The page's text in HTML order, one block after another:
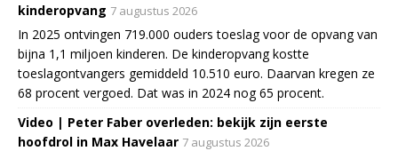
kinderopvang 7 augustus 2026
In 2025 ontvingen 719.000 ouders toeslag voor de opvang van
bijna 1,1 miljoen kinderen. De kinderopvang kostte
toeslagontvangers gemiddeld 10.510 euro. Daarvan kregen ze
68 procent vergoed. Dat was in 2024 nog 65 procent.
Video | Peter Faber overleden: bekijk zijn eerste
hoofdrol in Max Havelaar 7 augustus 2026